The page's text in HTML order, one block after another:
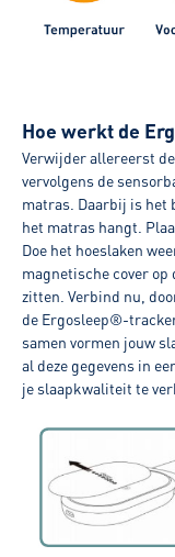
Hoe werkt de
Verwijder allereerst
vervolgens de
matras. Daarbij is het
het matras hangt.
Doe het hoeslaken
magnetische cover
zitten. Verbind nu,
de Ergosleep®-
samen vormen jouw
al deze gegevens in
je slaapkwaliteit te